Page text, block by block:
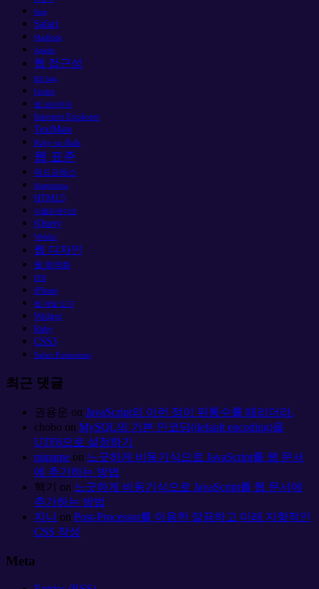
blog
Safari
MacBook
Apache
웹 접근성
IE6 bug
Firefox
웹 브라우저
Internet Explorer
TextMate
Ruby on Rails
웹 표준
워드프레스
blueprintcss
HTML5
어플리케이션
jQuery
Webkit
웹 디자인
웹 최적화
IE8
iPhone
웹 개발 도구
Widget
Ruby
CSS3
Safari Extensions
최근 댓글
권용운 on JavaScript의 이런 점이 뒤통수를 때리더라.
chobo on MySQL의 기본 인코딩(default encoding)을
UTF8으로 설정하기
miname on 느긋하게 비동기식으로 JavaScript를 웹 문서
에 추가하는 방법
핵기
on 느긋하게 비동기식으로 JavaScript를 웹 문서에
추가하는 방법
지니 on Post-Processor를 이용한 깔끔하고 미래 지향적인
CSS 작성
Meta